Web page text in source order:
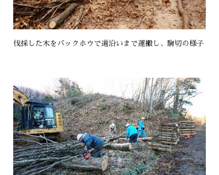
伐採した木をバックホウで道沿いまで運搬し、駒切の様子